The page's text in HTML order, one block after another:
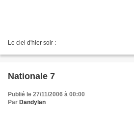
Le ciel d'hier soir :
Nationale 7
Publié le 27/11/2006 à 00:00
Par Dandylan